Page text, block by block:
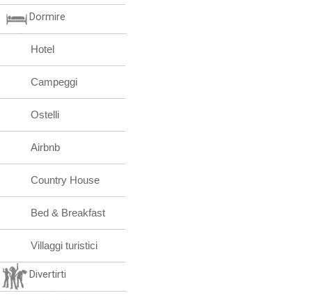
Dormire
Hotel
Campeggi
Ostelli
Airbnb
Country House
Bed & Breakfast
Villaggi turistici
Divertirti